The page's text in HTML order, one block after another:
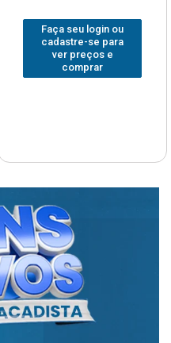
Faça seu login
cadastre-se
ver preços e